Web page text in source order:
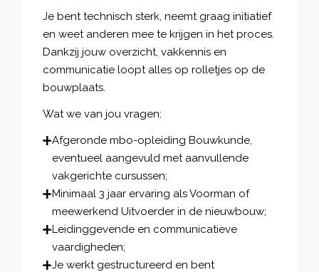
Je bent technisch sterk, neemt graag initiatief
en weet anderen mee te krijgen in het proces.
Dankzij jouw overzicht, vakkennis en
communicatie loopt alles op rolletjes op de
bouwplaats.
Wat we van jou vragen:
Afgeronde mbo-opleiding Bouwkunde,
eventueel aangevuld met aanvullende
vakgerichte cursussen;
Minimaal 3 jaar ervaring als Voorman of
meewerkend Uitvoerder in de nieuwbouw;
Leidinggevende en communicatieve
vaardigheden;
Je werkt gestructureerd en bent